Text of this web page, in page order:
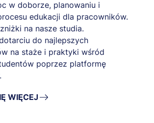
w doborze, planowaniu i
edukacji dla pracowników.
na nasze studia.
do najlepszych
na staże i praktyki wśród
poprzez platformę
WIĘCEJ